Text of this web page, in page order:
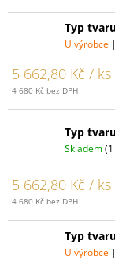
Typ
U výrobce
5 662,80 Kč / ks
4 680 Kč bez DPH
Typ
Skladem(1
5 662,80 Kč / ks
4 680 Kč bez DPH
Typ
U výrobce